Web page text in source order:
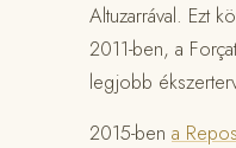
Altuzarrával. Ezt
2011-ben, a
legjobb
2015-ben a